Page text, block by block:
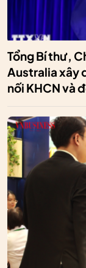
Tổng Bí thư,
Australia xây
nối KHCN và